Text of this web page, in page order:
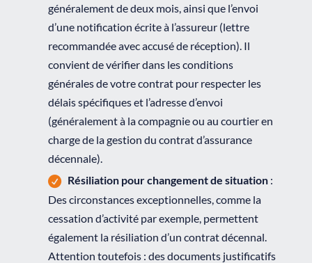
généralement de deux mois, ainsi que l’envoi
d’une notification écrite à l’assureur (lettre
recommandée avec accusé de réception). Il
convient de vérifier dans les conditions
générales de votre contrat pour respecter les
délais spécifiques et l’adresse d’envoi
(généralement à la compagnie ou au courtier en
charge de la gestion du contrat d’assurance
décennale).
Résiliation pour changement de situation :
Des circonstances exceptionnelles, comme la
cessation d’activité par exemple, permettent
également la résiliation d’un contrat décennal.
Attention toutefois : des documents justificatifs